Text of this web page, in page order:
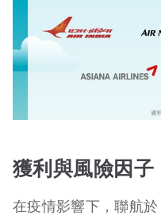
獲利與風險因子
在疫情影響下，聯航